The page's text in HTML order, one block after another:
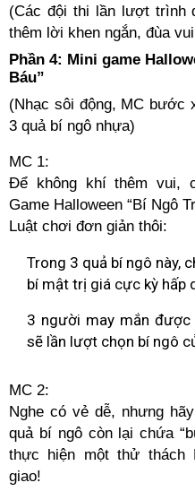
(Các đội thi lần lượt trình
thêm lời khen ngắn, đùa
Phần 4: Mini game
Báu”
(Nhạc sôi động, MC bước
3 quả bí ngô nhựa)
MC 1:
Để không khí thêm vui,
Game Halloween “Bí Ngô
Luật chơi đơn giản thôi:
Trong 3 quả bí ngô này,
bí mật trị giá cực kỳ hấp
3 người may mắn được
sẽ lần lượt chọn bí ngô
MC 2:
Nghe có vẻ dễ, nhưng
quả bí ngô còn lại chứa
thực hiện một thử thách
giao!